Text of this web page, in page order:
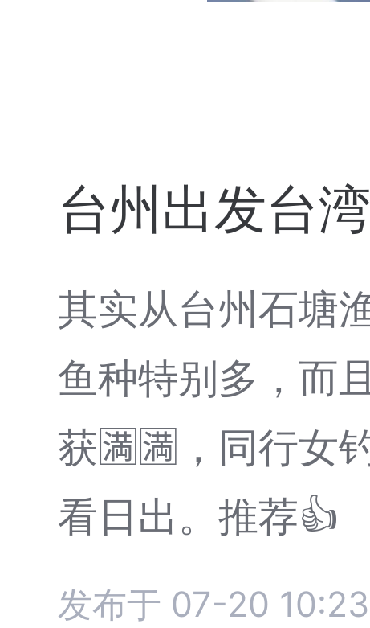
台州出发台
其实从台州石塘
鱼种特别多，而
获🈵🈵，同行女
看日出。推荐👍
发布于 07-20 10:23